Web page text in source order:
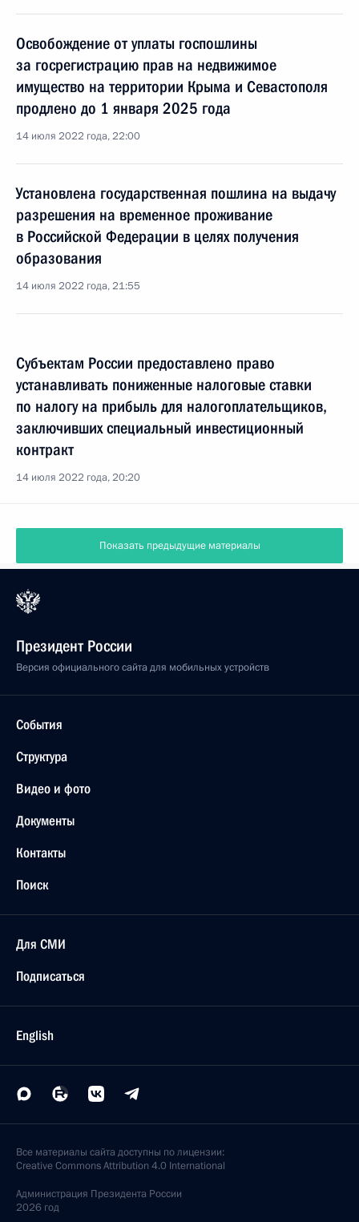
Освобождение от уплаты госпошлины
за госрегистрацию прав на недвижимое
имущество на территории Крыма и Севастополя
продлено до 1 января 2025 года
14 июля 2022 года, 22:00
Установлена государственная пошлина на выдачу
разрешения на временное проживание
в Российской Федерации в целях получения
образования
14 июля 2022 года, 21:55
Субъектам России предоставлено право
устанавливать пониженные налоговые ставки
по налогу на прибыль для налогоплательщиков,
заключивших специальный инвестиционный
контракт
14 июля 2022 года, 20:20
Показать предыдущие материалы
Президент России
Версия официального сайта для мобильных устройств
События
Структура
Видео и фото
Документы
Контакты
Поиск
Для СМИ
Подписаться
English
Все материалы сайта доступны по лицензии:
Creative Commons Attribution 4.0 International
Администрация Президента России
2026 год